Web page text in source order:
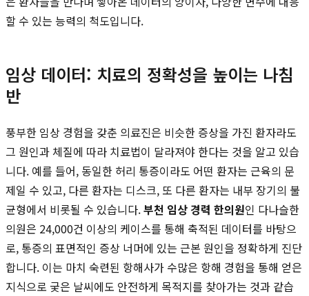
할 수 있는 능력의 척도입니다.
임상 데이터: 치료의 정확성을 높이는 나침
반
풍부한 임상 경험을 갖춘 의료진은 비슷한 증상을 가진 환자라도
그 원인과 체질에 따라 치료법이 달라져야 한다는 것을 알고 있습
니다. 예를 들어, 동일한 허리 통증이라도 어떤 환자는 근육의 문
제일 수 있고, 다른 환자는 디스크, 또 다른 환자는 내부 장기의 불
균형에서 비롯될 수 있습니다.부천 임상 경력 한의원인 다나슬한
의원은 24,000건 이상의 케이스를 통해 축적된 데이터를 바탕으
로, 통증의 표면적인 증상 너머에 있는 근본 원인을 정확하게 진단
합니다. 이는 마치 숙련된 항해사가 수많은 항해 경험을 통해 얻은
지식으로 궂은 날씨에도 안전하게 목적지를 찾아가는 것과 같습